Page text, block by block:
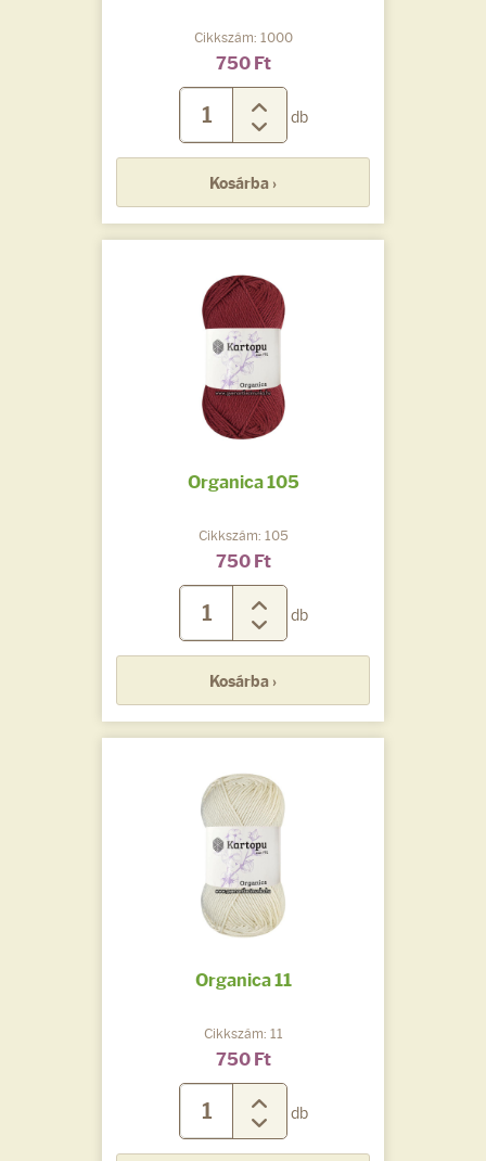
Cikkszám: 1000
750 Ft
db
Kosárba ›
Organica 105
Cikkszám: 105
750 Ft
db
Kosárba ›
Organica 11
Cikkszám: 11
750 Ft
db